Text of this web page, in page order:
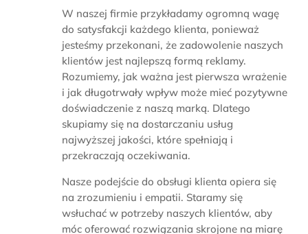
W naszej firmie przykładamy ogromną wagę
do satysfakcji każdego klienta, ponieważ
jesteśmy przekonani, że zadowolenie naszych
klientów jest najlepszą formą reklamy.
Rozumiemy, jak ważna jest pierwsza wrażenie
i jak długotrwały wpływ może mieć pozytywne
doświadczenie z naszą marką. Dlatego
skupiamy się na dostarczaniu usług
najwyższej jakości, które spełniają i
przekraczają oczekiwania.
Nasze podejście do obsługi klienta opiera się
na zrozumieniu i empatii. Staramy się
wsłuchać w potrzeby naszych klientów, aby
móc oferować rozwiązania skrojone na miarę